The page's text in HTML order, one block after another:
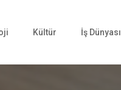
Kültür İş Dünyası